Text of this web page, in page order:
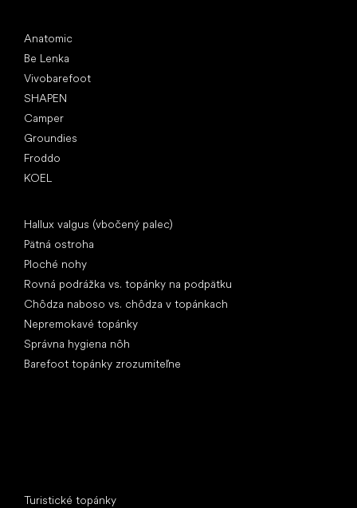
Anatomic
Be Lenka
Vivobarefoot
SHAPEN
Camper
Groundies
Froddo
KOEL
Hallux valgus (vbočený palec)
Pätná ostroha
Ploché nohy
Rovná podrážka vs. topánky na podpätku
Chôdza naboso vs. chôdza v topánkach
Nepremokavé topánky
Správna hygiena nôh
Barefoot topánky zrozumiteľne
Turistické topánky